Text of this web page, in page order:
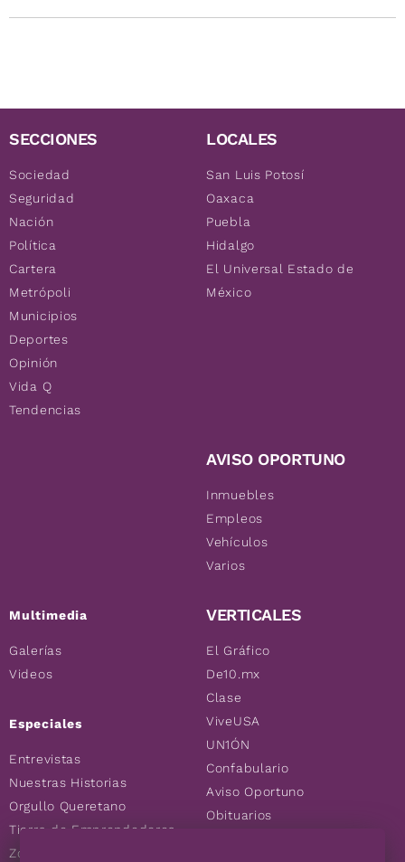
SECCIONES
Sociedad
Seguridad
Nación
Política
Cartera
Metrópoli
Municipios
Deportes
Opinión
Vida Q
Tendencias
Multimedia
Galerías
Videos
Especiales
Entrevistas
Nuestras Historias
Orgullo Queretano
Tierra de Emprendedores
Zoociales
LOCALES
San Luis Potosí
Oaxaca
Puebla
Hidalgo
El Universal Estado de
México
AVISO OPORTUNO
Inmuebles
Empleos
Vehículos
Varios
VERTICALES
El Gráfico
De10.mx
Clase
ViveUSA
UN1ÓN
Confabulario
Aviso Oportuno
Obituarios